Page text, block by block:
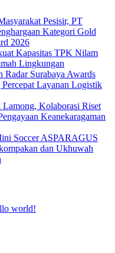
Pesisir, PT
Kategori Gold
2026
Kapasitas TPK Nilam
Lingkungan
Surabaya Awards
Layanan Logistik
Kolaborasi Riset
Keanekaragaman
Soccer ASPARAGUS
dan Ukhuwah
world!